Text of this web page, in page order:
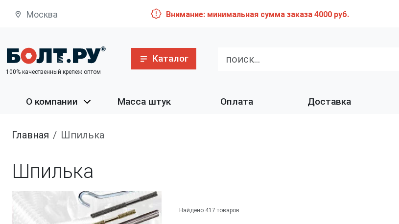
Москва Внимание: минимальная сумма заказа 4000 руб.
100% качественный крепеж оптом
Каталог
О компании Масса штук Оплата Доставка
Главная шпилька
шпилька
Найдено 417 товаров